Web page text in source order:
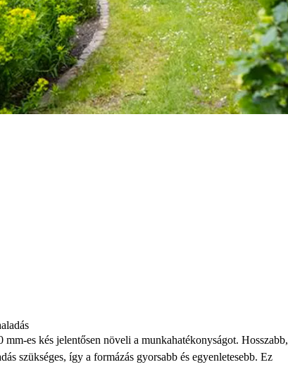
mm-es kés jelentősen növeli a munkahatékonyságot. Hosszabb,
szükséges, így a formázás gyorsabb és egyenletesebb. Ez